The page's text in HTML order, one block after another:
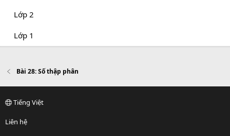
Lớp 2
Lớp 1
Bài 28: Số thập phân
Tiếng Việt
Liên hệ